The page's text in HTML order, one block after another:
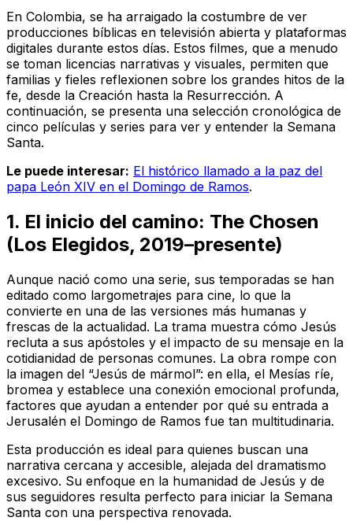
En Colombia, se ha arraigado la costumbre de ver
producciones bíblicas en televisión abierta y plataformas
digitales durante estos días. Estos filmes, que a menudo
se toman licencias narrativas y visuales, permiten que
familias y fieles reflexionen sobre los grandes hitos de la
fe, desde la Creación hasta la Resurrección. A
continuación, se presenta una selección cronológica de
cinco películas y series para ver y entender la Semana
Santa.
Le puede interesar: El histórico llamado a la paz del
papa León XIV en el Domingo de Ramos.
1. El inicio del camino: The Chosen
(Los Elegidos, 2019–presente)
Aunque nació como una serie, sus temporadas se han
editado como largometrajes para cine, lo que la
convierte en una de las versiones más humanas y
frescas de la actualidad. La trama muestra cómo Jesús
recluta a sus apóstoles y el impacto de su mensaje en la
cotidianidad de personas comunes. La obra rompe con
la imagen del “Jesús de mármol”: en ella, el Mesías ríe,
bromea y establece una conexión emocional profunda,
factores que ayudan a entender por qué su entrada a
Jerusalén el Domingo de Ramos fue tan multitudinaria.
Esta producción es ideal para quienes buscan una
narrativa cercana y accesible, alejada del dramatismo
excesivo. Su enfoque en la humanidad de Jesús y de
sus seguidores resulta perfecto para iniciar la Semana
Santa con una perspectiva renovada.